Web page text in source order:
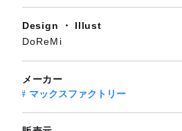
Design ・ Illust
DoReMi
メーカー
マックスファクトリー